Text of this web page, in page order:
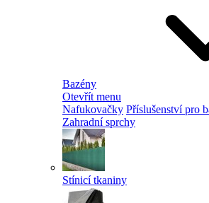
Bazény
Otevřít menu
Nafukovačky Příslušenství pro
Zahradní sprchy
Stínicí tkaniny